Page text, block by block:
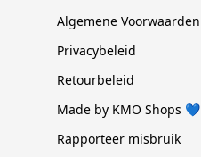
Algemene Voorwaarden
Privacybeleid
Retourbeleid
Made by KMO Shops 💙
Rapporteer misbruik